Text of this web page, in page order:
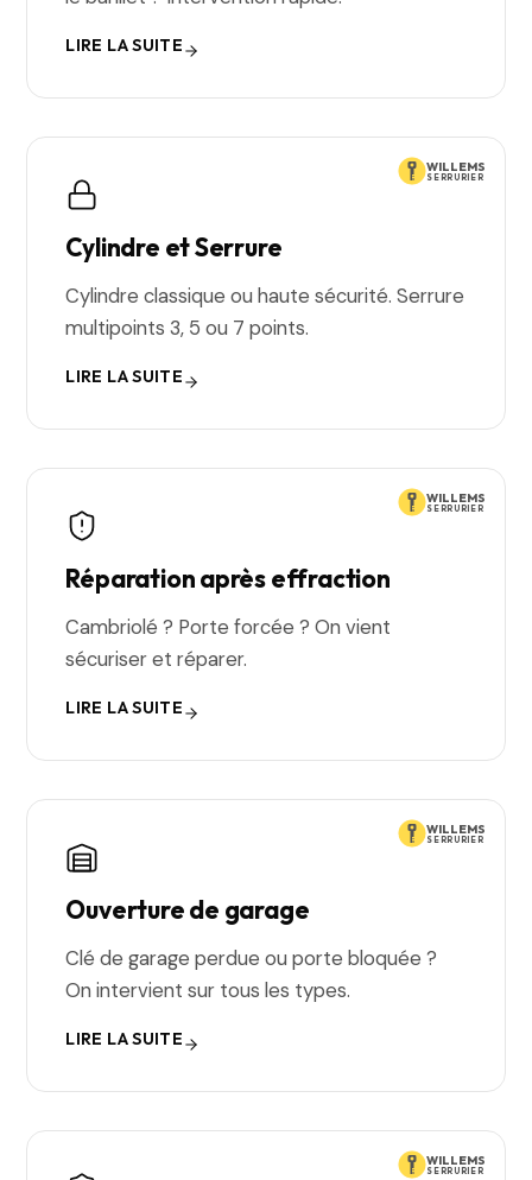
LIRE LA SUITE
WILLEMS
SERRURIER
Cylindre et Serrure
Cylindre classique ou haute sécurité. Serrure
multipoints 3, 5 ou 7 points.
LIRE LA SUITE
WILLEMS
SERRURIER
Réparation après effraction
Cambriolé ? Porte forcée ? On vient
sécuriser et réparer.
LIRE LA SUITE
WILLEMS
SERRURIER
Ouverture de garage
Clé de garage perdue ou porte bloquée ?
On intervient sur tous les types.
LIRE LA SUITE
WILLEMS
SERRURIER